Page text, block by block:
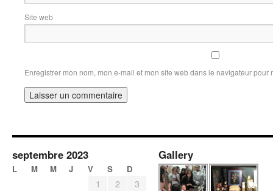
Site web
Enregistrer mon nom, mon e-mail et mon site web dans le navigateur pour
septembre 2023
L M M J V S D
1 2
3
Gallery